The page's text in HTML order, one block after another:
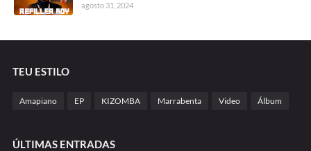
agosto 31, 2024
TEU ESTILO
Amapiano EP KIZOMBA Marrabenta Video Álbum
ÚLTIMAS ENTRADAS